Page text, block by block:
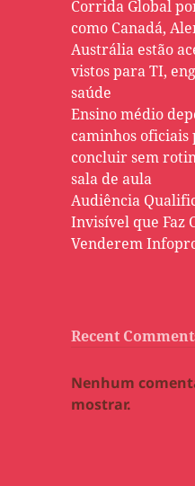
Corrida Global
como Canadá,
Austrália estão
vistos para TI,
saúde
Ensino médio
caminhos oficiais
concluir sem
sala de aula
Audiência
Invisível que Faz
Venderem
Recent
Nenhum
mostrar.